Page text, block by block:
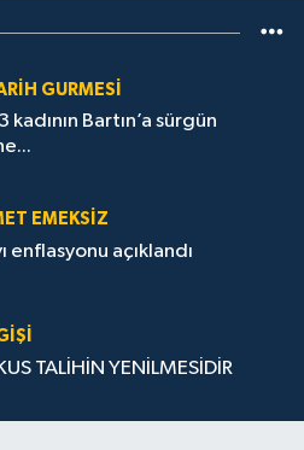
GURMESI
kadının Bartın’a sürgün
EMEKSİZ
enflasyonu açıklandı
TALİHİN YENİLMESİDİR